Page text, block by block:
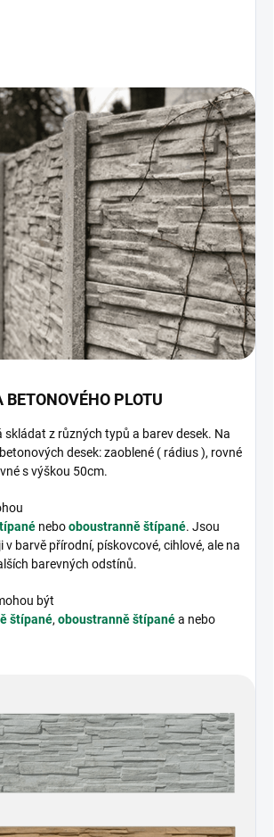
BETONOVÉHO PLOTU
skládat z různých typů a barev desek. Na
desek: zaoblené ( rádius ), rovné
s výškou 50cm.
nebooboustranně štípané. Jsou
barvě přírodní, pískovcové, cihlové, ale na
barevných odstínů.
být
štípané, oboustranně štípanéa nebo